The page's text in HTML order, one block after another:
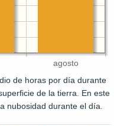
agosto
de horas por día durante
de la tierra. En este
nubosidad durante el día.